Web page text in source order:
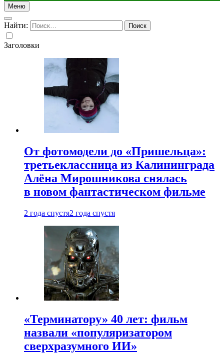
Меню
Найти:
Заголовки
От фотомодели до «Пришельца»:
третьеклассница из Калининграда
Алёна Мирошникова снялась
в новом фантастическом фильме
2 года спустя2 года спустя
«Терминатору» 40 лет: фильм
назвали «популяризатором
сверхразумного ИИ»